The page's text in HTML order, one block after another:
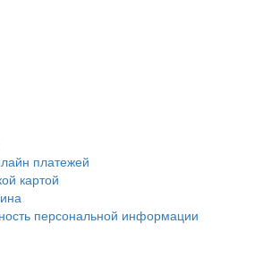
платежей
картой
персональной информации